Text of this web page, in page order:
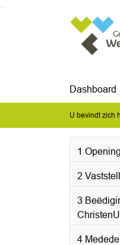
Dashboard
U bevindt zich
1 Opening
2
3
4